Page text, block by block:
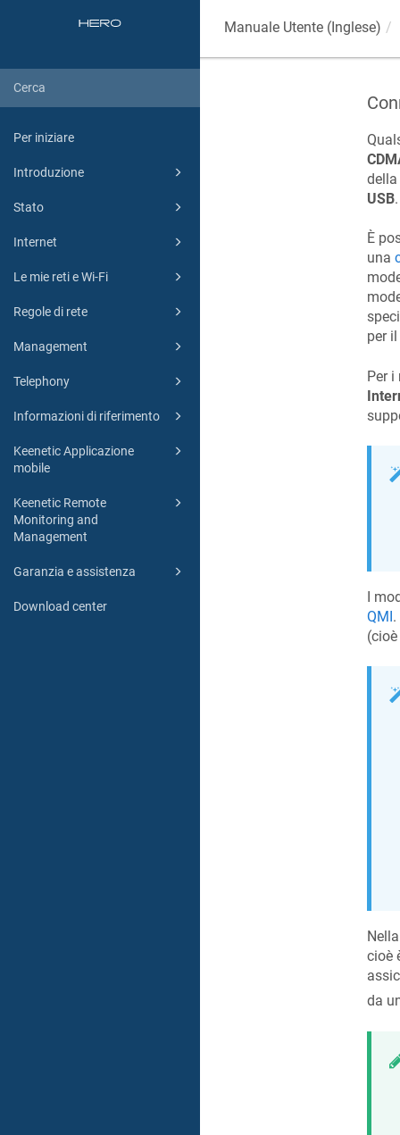
Per iniziare
Introduzione
Stato
Internet
Le mie reti e Wi-Fi
Regole di rete
Management
Telephony
Informazioni di riferimento
Keenetic Applicazione
mobile
Keenetic Remote
Monitoring and
Management
Garanzia e assistenza
Download center
Manuale Utente (Inglese)
USB.
È
una
per
Per i
I
QMI
cioè
da